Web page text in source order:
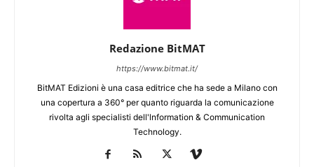
Redazione BitMAT
https://www.bitmat.it/
BitMAT Edizioni è una casa editrice che ha sede a Milano con
una copertura a 360° per quanto riguarda la comunicazione
rivolta agli specialisti dell'lnformation & Communication
Technology.